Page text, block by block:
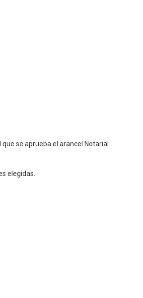
se aprueba el arancel Notarial
elegidas.